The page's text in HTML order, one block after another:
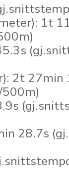
1t
2t 27min
28.7s